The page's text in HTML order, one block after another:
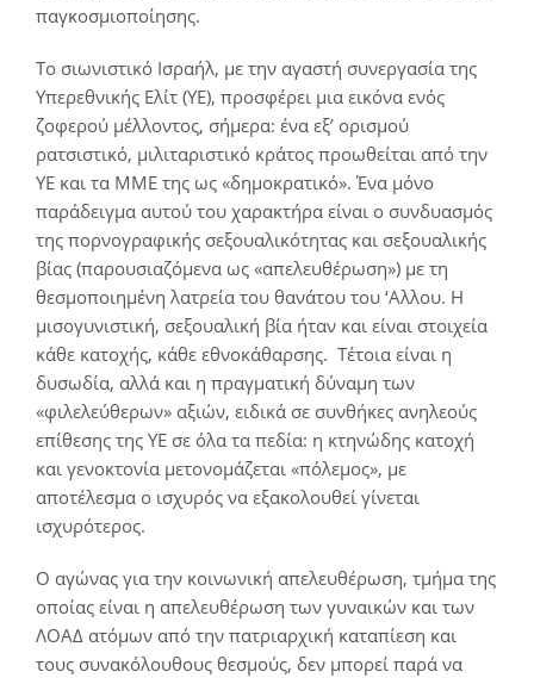
παγκοσμιοποίησης.
Το σιωνιστικό Ισραήλ, με την αγαστή συνεργασία της
Υπερεθνικής Ελίτ (ΥΕ), προσφέρει μια εικόνα ενός
ζοφερού μέλλοντος, σήμερα: ένα εξ’ ορισμού
ρατσιστικό, μιλιταριστικό κράτος προωθείται από την
ΥΕ και τα ΜΜΕ της ως «δημοκρατικό». Ένα μόνο
παράδειγμα αυτού του χαρακτήρα είναι ο συνδυασμός
της πορνογραφικής σεξουαλικότητας και σεξουαλικής
βίας (παρουσιαζόμενα ως «απελευθέρωση») με τη
θεσμοποιημένη λατρεία του θανάτου του ‘Αλλου. Η
μισογυνιστική, σεξουαλική βία ήταν και είναι στοιχεία
κάθε κατοχής, κάθε εθνοκάθαρσης. Τέτοια είναι η
δυσωδία, αλλά και η πραγματική δύναμη των
«φιλελεύθερων» αξιών, ειδικά σε συνθήκες ανηλεούς
επίθεσης της ΥΕ σε όλα τα πεδία: η κτηνώδης κατοχή
και γενοκτονία μετονομάζεται «πόλεμος», με
αποτέλεσμα ο ισχυρός να εξακολουθεί γίνεται
ισχυρότερος.
Ο αγώνας για την κοινωνική απελευθέρωση, τμήμα της
οποίας είναι η απελευθέρωση των γυναικών και των
ΛΟΑΔ ατόμων από την πατριαρχική καταπίεση και
τους συνακόλουθους θεσμούς, δεν μπορεί παρά να